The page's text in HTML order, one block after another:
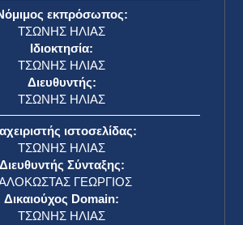
εκπρόσωπος:
ΤΣΩΝΗΣ ΗΛΙΑΣ
Ιδιοκτησία:
ΤΣΩΝΗΣ ΗΛΙΑΣ
Διευθυντής:
ΤΣΩΝΗΣ ΗΛΙΑΣ
ιστοσελίδας:
ΤΣΩΝΗΣ ΗΛΙΑΣ
Διευθυντής Σύνταξης:
ΓΕΩΡΓΙΟΣ
Δικαιούχος Domain:
ΤΣΩΝΗΣ ΗΛΙΑΣ